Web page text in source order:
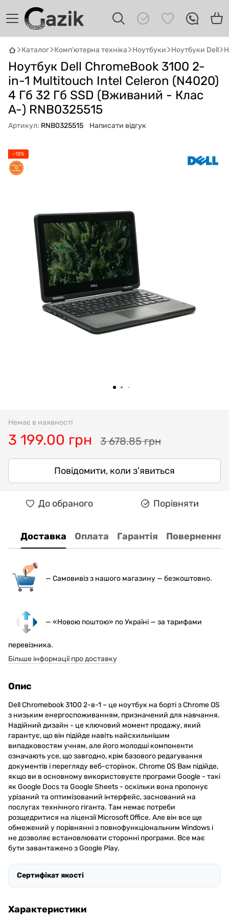
Каталог Комп'ютерна техніка Ноутбуки Ноутбуки Dell
Ноутбук Dell ChromeBook 3100 2-
in-1 Multitouch Intel Celeron (N4020)
4 Гб 32 Гб SSD (Вживаний - Клас
A-) RNB0325515
Артикул: RNB0325515 Написати відгук
−13%
Немає в наявності
3 199.00 грн 3 678.85 грн
Повідомити, коли з'явиться
До обраного Порівняти
Доставка Оплата Гарантія Повернення
— Самовивіз з нашого магазину — безкоштовно.
— «Новою поштою» по Україні — за тарифами
перевізника.
Більше інформації про доставку
Опис
Dell Chromebook 3100 2-в-1 – це ноутбук на борті з Chrome OS
з низьким енергоспоживанням, призначений для навчання.
Надійний дизайн - це ключовий момент продажу, який
гарантує, що він підійде навіть найсхильнішим
випадковостям учням, але його молодші компоненти
означають усе, що завгодно, крім базового редагування
документів і перегляду веб-сторінок. Chrome OS Вам підійде,
якщо ви в основному використовуєте програми Google - такі
як Google Docs та Google Sheets - оскільки вона пропонує
урізаний та оптимізований інтерфейс, заснований на
послугах технічного гіганта. Там немає потреби
розщедритися на ліцензії Microsoft Office. Але він все ще
обмежений у порівнянні з повнофункціональним Windows і
не дозволяє встановлювати сторонні програми. Все має
бути завантажено з Google Play.
Сертифікат якості
Характеристики
GAZIK AI
Онлайн · пошук техніки
Привіт! 👋 Я Gazik AI — допоможу
підібрати вживану комп'ютерну техніку.
Що шукаєш?